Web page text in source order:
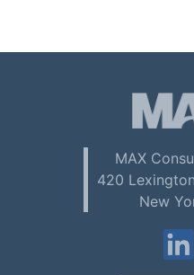
MAX
420
New